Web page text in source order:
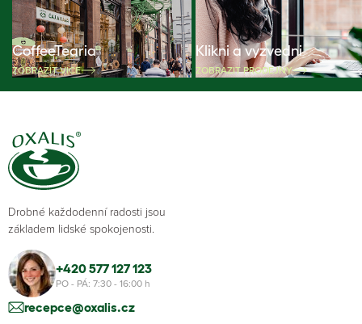
CoffeeTearia
ZOBRAZIT VÍCE
Klikni a vyzvedni
ZOBRAZIT PRODEJNY
Drobné každodenní radosti jsou
základem lidské spokojenosti.
+420 577 127 123
PO - PÁ: 7:30 - 16:00 h
recepce@oxalis.cz